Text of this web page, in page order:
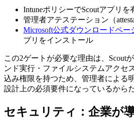
IntuneポリシーでScoutアプリを
管理者アテステーション（
Microsoft公式ダウンロードペー
プリをインストール
この2ゲートが必要な理由は、Scout
ンド実行・ファイルシステムアクセ
込み権限を持つため、管理者による
設計上の必須要件になっているからだ
セキュリティ：企業が